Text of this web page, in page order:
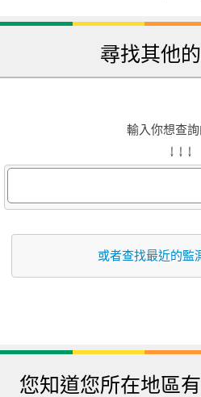
尋找其他
輸入你想查
↓ ↓ ↓
或者查找最近的監
您知道您所在地區